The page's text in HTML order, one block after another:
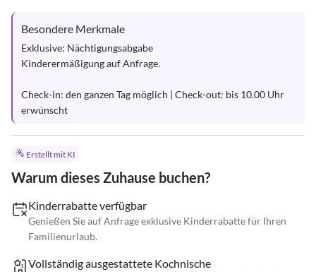
Besondere Merkmale
Exklusive: Nächtigungsabgabe
Kinderermäßigung auf Anfrage.
Check-in: den ganzen Tag möglich | Check-out: bis 10.00 Uhr
erwünscht
Erstellt mit KI
Warum dieses Zuhause buchen?
Kinderrabatte verfügbar
Genießen Sie auf Anfrage exklusive Kinderrabatte für Ihren
Familienurlaub.
Vollständig ausgestattete Kochnische